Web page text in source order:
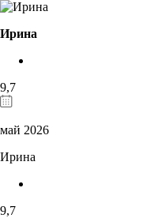
Ирина
9,7
май 2026
Ирина
9,7